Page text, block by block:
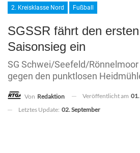
2. Kreisklasse Nord Fußball
SGSSR fährt den
Saisonsieg ein
SG Schwei/Seefeld/
gegen den punktlosen
Von Redaktion Veröffentlicht am
Letztes Update: 02. September